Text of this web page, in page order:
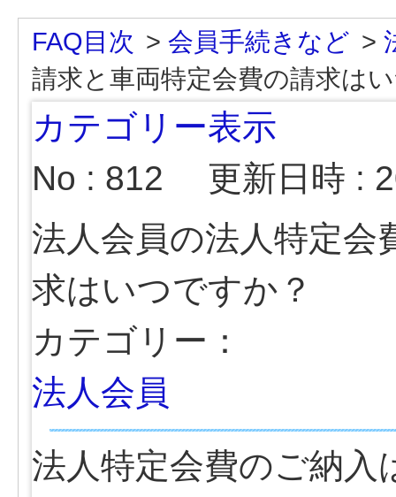
FAQ目次 > 会員手続きなど >
請求と車両特定会費の請求は
カテゴリー表示
No : 812
更新日時 :
法人会員の法人特定会
求はいつですか？
カテゴリー：
法人会員
法人特定会費のご納入